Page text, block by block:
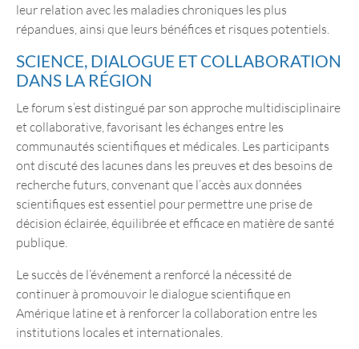
leur relation avec les maladies chroniques les plus
répandues, ainsi que leurs bénéfices et risques potentiels.
SCIENCE, DIALOGUE ET COLLABORATION
DANS LA RÉGION
Le forum s’est distingué par son approche multidisciplinaire
et collaborative, favorisant les échanges entre les
communautés scientifiques et médicales. Les participants
ont discuté des lacunes dans les preuves et des besoins de
recherche futurs, convenant que l’accès aux données
scientifiques est essentiel pour permettre une prise de
décision éclairée, équilibrée et efficace en matière de santé
publique.
Le succès de l’événement a renforcé la nécessité de
continuer à promouvoir le dialogue scientifique en
Amérique latine et à renforcer la collaboration entre les
institutions locales et internationales.